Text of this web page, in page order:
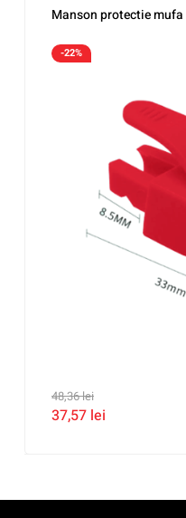
Manson protectie mufa
-22%
48,36lei
37,57 lei